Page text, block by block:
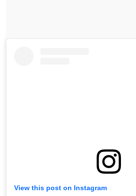
View this post on Instagram